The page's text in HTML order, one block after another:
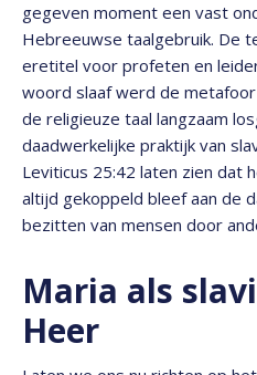
gegeven moment een vast
Hebreeuwse taalgebruik. De
eretitel voor profeten en
woord slaaf werd de metafoor
de religieuze taal langzaam
daadwerkelijke praktijk van
Leviticus 25:42 laten zien dat
altijd gekoppeld bleef aan de
bezitten van mensen door
Maria als
Heer